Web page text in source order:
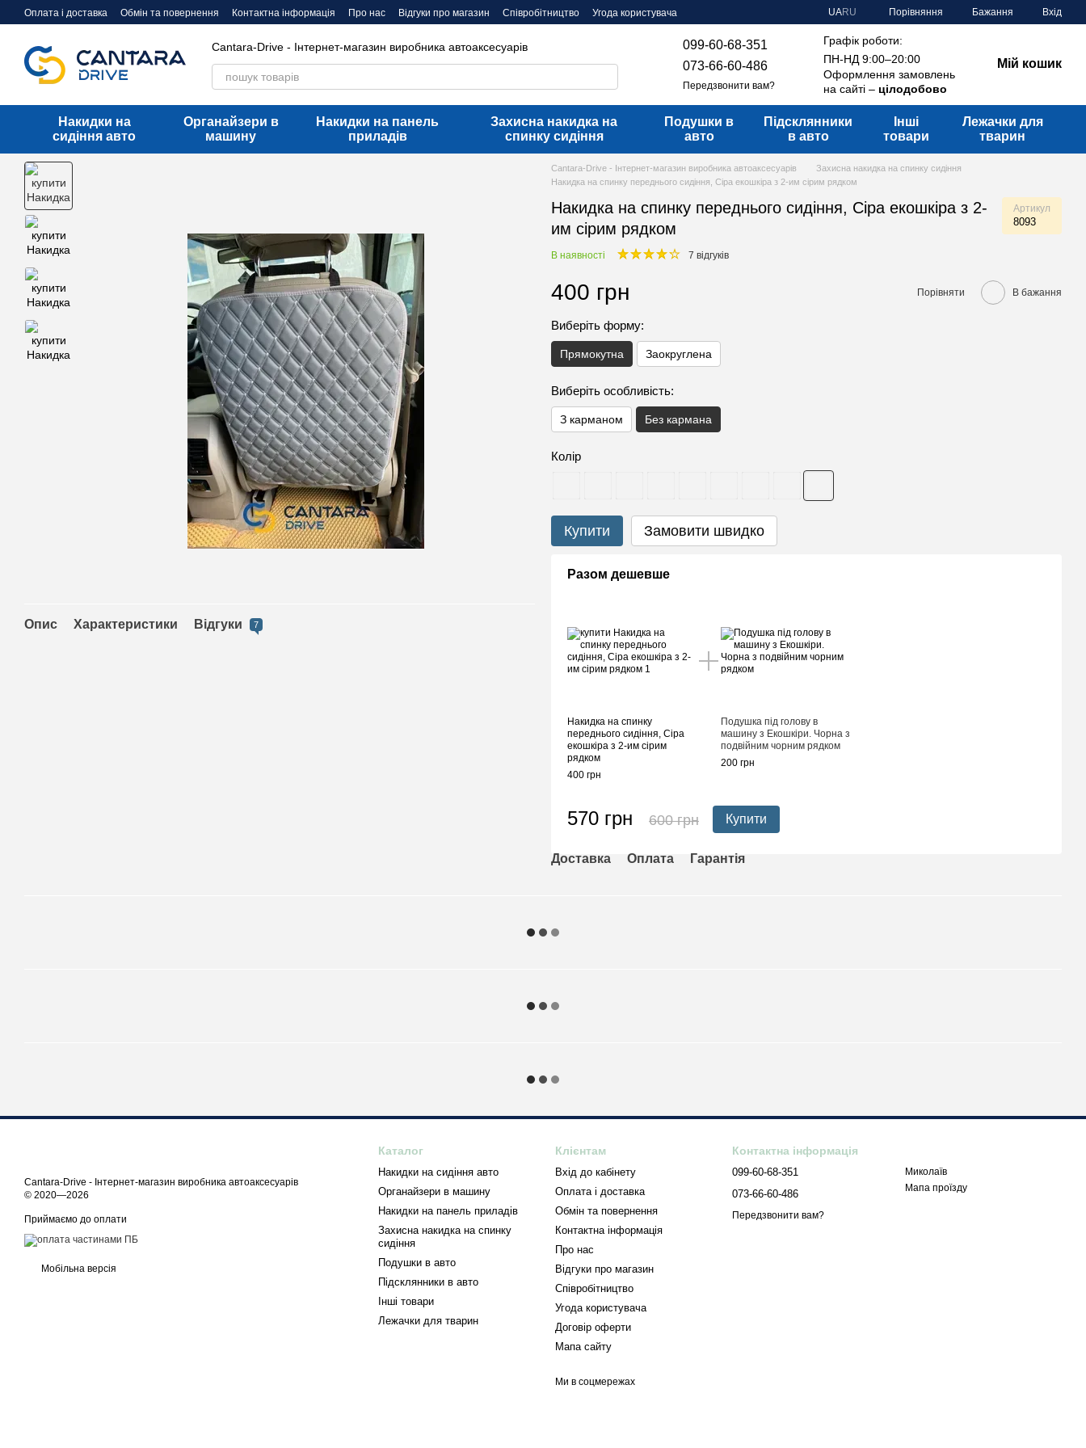
Перейти до основного контенту
Оплата і доставка Обмін та повернення Контактна інформація Про нас Відгуки про магазин Співробітництво
Угода користувача
UARU Порівняння Бажання Вхід
Cantara-Drive - Інтернет-магазин виробника автоаксесуарів
099-60-68-351
073-66-60-486
Передзвонити вам?
Графік роботи:
ПН-НД 9:00–20:00
Оформлення замовлень
на сайті – цілодобово
Мій кошик
Накидки на
сидіння авто
Органайзери в
машину
Накидки на панель
приладів
Захисна накидка на
спинку сидіння
Подушки в
авто
Підсклянники
в авто
Інші
товари
Лежачки для
тварин
Опис Характеристики Відгуки 7
Cantara-Drive - Інтернет-магазин виробника автоаксесуарів
Захисна накидка на спинку сидіння
Накидка на спинку переднього сидіння, Сіра екошкіра з 2-им сірим рядком
Накидка на спинку переднього сидіння, Сіра екошкіра з 2-
им сірим рядком
Артикул
8093
В наявності 7 відгуків
400 грн Порівняти В бажання
Виберіть форму:
Прямокутна Заокруглена
Виберіть особливість:
З карманом Без кармана
Колір
Купити Замовити швидко
Разом дешевше
Накидка на спинку
переднього сидіння, Сіра
екошкіра з 2-им сірим
рядком
400 грн
Подушка під голову в
машину з Екошкіри. Чорна з
подвійним чорним рядком
200 грн
570 грн 600 грн Купити
Доставка Оплата Гарантія
Cantara-Drive - Інтернет-магазин виробника автоаксесуарів
© 2020—2026
Приймаємо до оплати
Мобільна версія
Каталог
Накидки на сидіння авто
Органайзери в машину
Накидки на панель приладів
Захисна накидка на спинку
сидіння
Подушки в авто
Підсклянники в авто
Інші товари
Лежачки для тварин
Клієнтам
Вхід до кабінету
Оплата і доставка
Обмін та повернення
Контактна інформація
Про нас
Відгуки про магазин
Співробітництво
Угода користувача
Договір оферти
Мапа сайту
Ми в соцмережах
Контактна інформація
099-60-68-351
073-66-60-486
Передзвонити вам?
Миколаїв
Мапа проїзду